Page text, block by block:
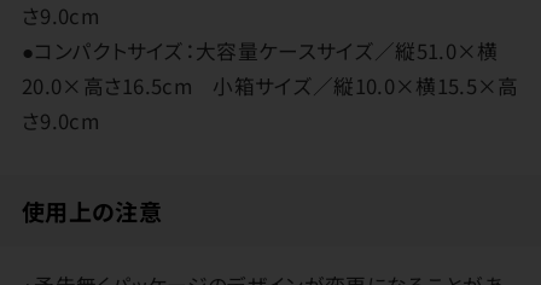
さ9.0cm
●コンパクトサイズ：大容量ケースサイズ／縦51.0×横
20.0×高さ16.5cm 小箱サイズ／縦10.0×横15.5×高
さ9.0cm
使用上の注意